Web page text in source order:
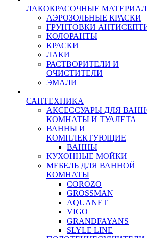
ЛАКОКРАСОЧНЫЕ
АЭРОЗОЛЬНЫЕ КРАСКИ
ГРУНТОВКИ
КОЛОРАНТЫ
КРАСКИ
ЛАКИ
РАСТВОРИТЕЛИ И
ОЧИСТИТЕЛИ
ЭМАЛИ
САНТЕХНИКА
АКСЕССУАРЫ ДЛЯ
КОМНАТЫ И ТУАЛЕТА
ВАННЫ И
КОМПЛЕКТУЮЩИЕ
ВАННЫ
КУХОННЫЕ МОЙКИ
МЕБЕЛЬ ДЛЯ ВАННОЙ
КОМНАТЫ
COROZO
GROSSMAN
AQUANET
VIGO
GRANDFAYANS
SLYLE LINE